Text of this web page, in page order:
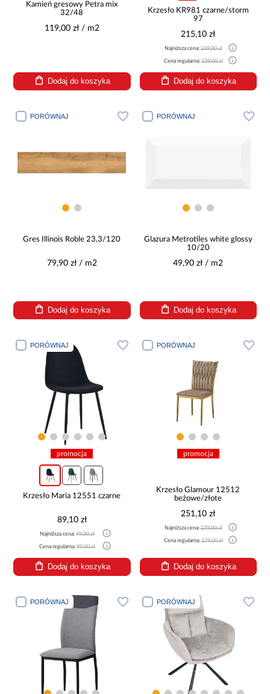
Kamień gresowy Petra mix
32/48
119,00 zł / m2
Dodaj do koszyka
Krzesło KR981 czarne/storm
97
215,10 zł
Najniższa cena:239,00 zł
Cena regularna:239,00 zł
Dodaj do koszyka
PORÓWNAJ
Gres Illinois Roble 23,3/120
79,90 zł / m2
Dodaj do koszyka
PORÓWNAJ
Glazura Metrotiles white glossy
10/20
49,90 zł / m2
Dodaj do koszyka
PORÓWNAJ
promocja
Krzesło Maria 12551 czarne
89,10 zł
Najniższa cena: 99,00 zł
Cena regularna: 99,00 zł
Dodaj do koszyka
PORÓWNAJ
promocja
Krzesło Glamour 12512
beżowe/złote
251,10 zł
Najniższa cena:279,00 zł
Cena regularna:279,00 zł
Dodaj do koszyka
PORÓWNAJ PORÓWNAJ